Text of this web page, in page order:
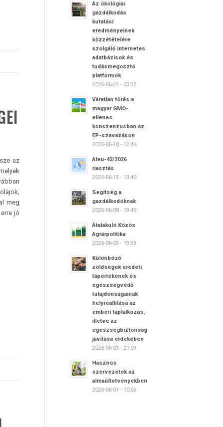
az
meg
jó
Az ökológiai
gazdálkodás
kutatási
eredményeinek
közzétételére
szolgáló internetes
adatbázisok és
tudásmegosztó
platformok
2026-06-22 - 03:32
Váratlan törés a
magyar GMO-
ellenes
konszenzusban az
EP-szavazáson
2026-06-18 - 12:46
Aleu-42/2026
riasztás
2026-06-15 - 13:40
Segítség a
gazdálkodóknak
2026-06-08 - 19:46
Átalakuló Közös
Agrárpolitika
2026-06-05 - 19:33
Különböző
zöldségek eredeti
tápértékének és
egészségvédő
tulajdonságainak
helyreállítása az
emberi táplálkozás,
illetve az
egészségbiztonság
javítása érdekében
2026-06-03 - 21:09
Hasznos
szervezetek az
almaültetvényekben
2026-06-01 - 10:05